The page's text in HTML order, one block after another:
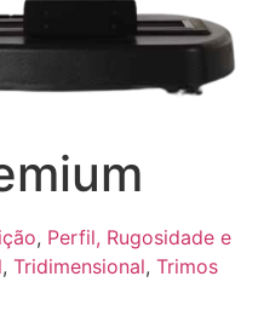
, Perfil, Rugosidade e
, Tridimensional, Trimos